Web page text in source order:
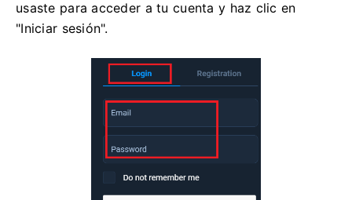
usaste para acceder a tu cuenta y haz clic en
"Iniciar sesión".